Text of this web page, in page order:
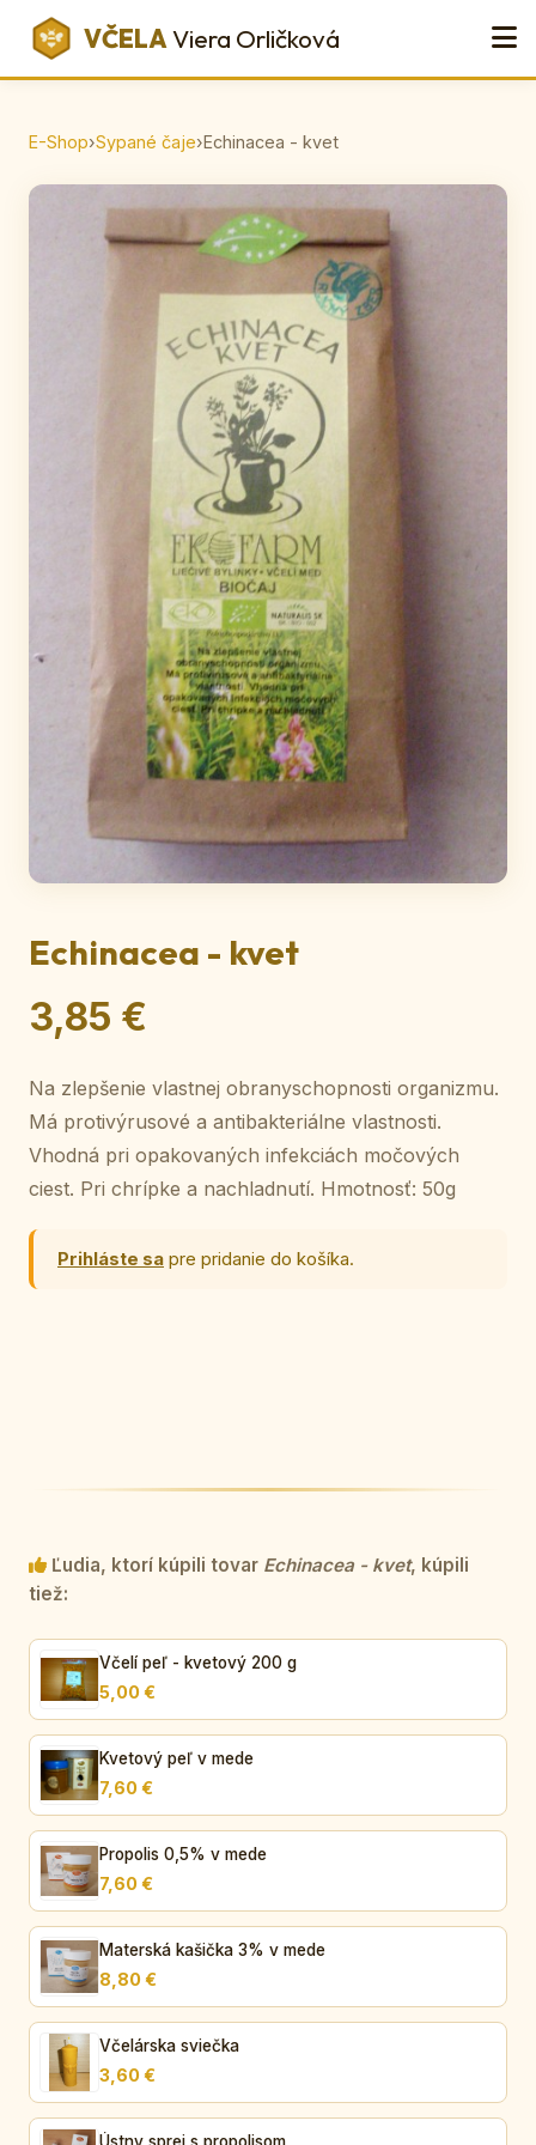
VČELAViera Orličková
E-Shop›Sypané čaje›Echinacea - kvet
Echinacea - kvet
3,85 €
Na zlepšenie vlastnej obranyschopnosti organizmu.
Má protivýrusové a antibakteriálne vlastnosti.
Vhodná pri opakovaných infekciách močových
ciest. Pri chrípke a nachladnutí. Hmotnosť: 50g
Prihláste sa pre pridanie do košíka.
Ľudia, ktorí kúpili tovar Echinacea - kvet, kúpili
tiež:
Včelí peľ - kvetový 200 g
5,00 €
Kvetový peľ v mede
7,60 €
Propolis 0,5% v mede
7,60 €
Materská kašička 3% v mede
8,80 €
Včelárska sviečka
3,60 €